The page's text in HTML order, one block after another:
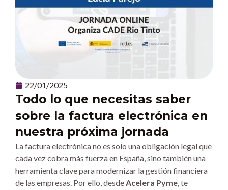
22/01/2025
Todo lo que necesitas saber
sobre la factura electrónica en
nuestra próxima jornada
La factura electrónica no es solo una obligación legal que
cada vez cobra más fuerza en España, sino también una
herramienta clave para modernizar la gestión financiera
de las empresas. Por ello, desde Acelera Pyme , te